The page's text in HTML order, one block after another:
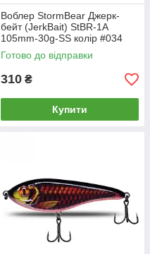
Воблер StormBear Джерк-
бейт (JerkBait) StBR-1A
105mm-30g-SS колір #034
Готово до відправки
310 ₴
Купити